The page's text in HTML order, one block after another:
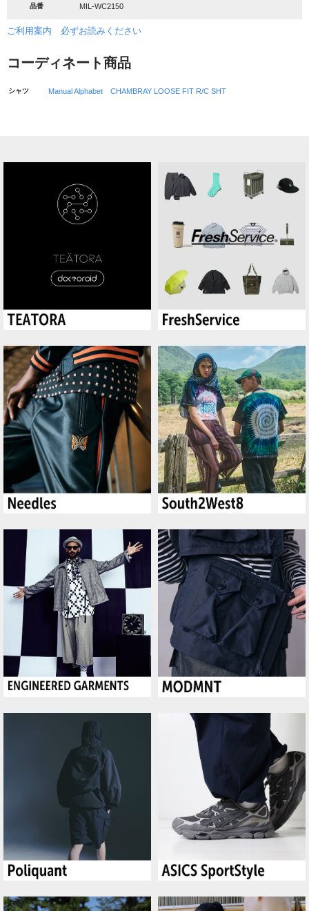
品番 MIL-WC2150
ご利用案内 必ずお読みください
コーディネート商品
シャツ Manual Alphabet CHAMBRAY LOOSE FIT R/C SHT